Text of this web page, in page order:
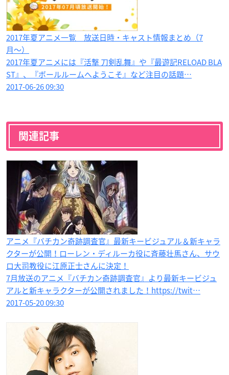
2017年夏アニメ一覧 放送日時・キャスト情報まとめ（7
月〜）
2017年夏アニメには『活撃 刀剣乱舞』や『最遊記RELOAD BLA
ST』、『ボールルームへようこそ』など注目の話題…
2017-06-26 09:30
関連記事
アニメ『バチカン奇跡調査官』最新キービジュアル＆新キャラ
クターが公開！ローレン・ディルーカ役に斉藤壮馬さん、サウ
ロ大司教役に江原正士さんに決定！
7月放送のアニメ『バチカン奇跡調査官』より最新キービジュ
アルと新キャラクターが公開されました！https://twit…
2017-05-20 09:30